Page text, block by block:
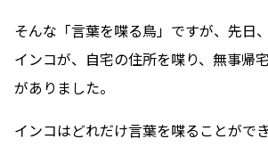
そんな「言葉を喋る鳥」ですが、先日
インコが、自宅の住所を喋り、無事帰
がありました。
インコはどれだけ言葉を喋ることがで